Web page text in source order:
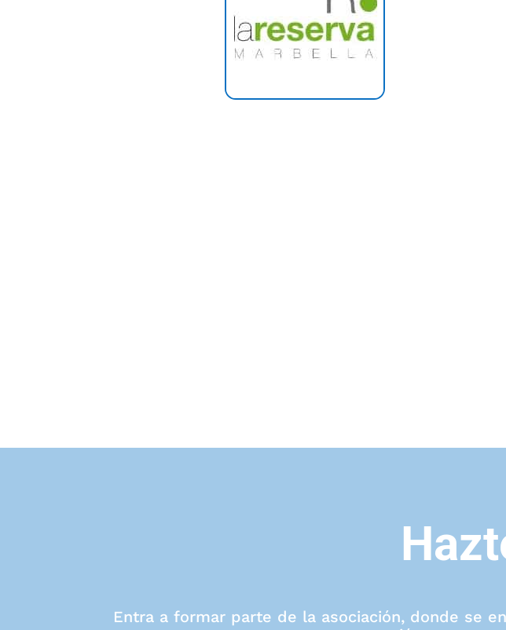
Entra a formar parte de la asociación, donde se